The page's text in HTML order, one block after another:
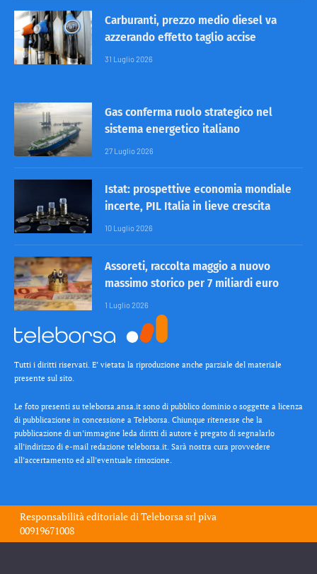
Carburanti, prezzo medio diesel va
azzerando effetto taglio accise
31 Luglio 2026
Gas conferma ruolo strategico nel
sistema energetico italiano
27 Luglio 2026
Istat: prospettive economia mondiale
incerte, PIL Italia in lieve crescita
10 Luglio 2026
Assoreti, raccolta maggio a nuovo
massimo storico per 7 miliardi euro
1 Luglio 2026
Tutti i diritti riservati. E’ vietata la riproduzione anche parziale del materiale
presente sul sito.
Le foto presenti su teleborsa.ansa.it sono di pubblico dominio o soggette a licenza
di pubblicazione in concessione a Teleborsa. Chiunque ritenesse che la
pubblicazione di un’immagine leda diritti di autore è pregato di segnalarlo
all’indirizzo di e-mail redazione teleborsa.it. Sarà nostra cura provvedere
all’accertamento ed all’eventuale rimozione.
Responsabilità editoriale diTeleborsa srlpiva
00919671008